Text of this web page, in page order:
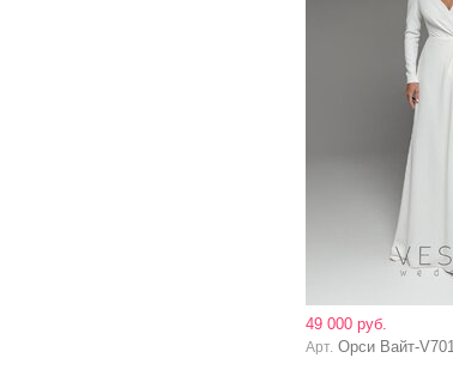
49 000 руб.
Арт. Орси Вайт-